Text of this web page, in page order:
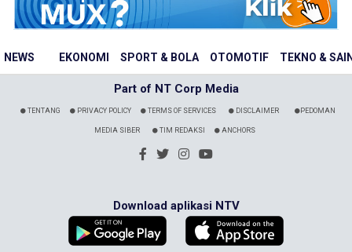
NEWS EKONOMI SPORT & BOLA OTOMOTIF TEKNO &
Part of NT Corp Media
TENTANG PRIVACY POLICY TERMS OF SERVICES DISCLAIMER PEDOMAN
MEDIA SIBER TIM REDAKSI ANCHORS
Download aplikasi NTV